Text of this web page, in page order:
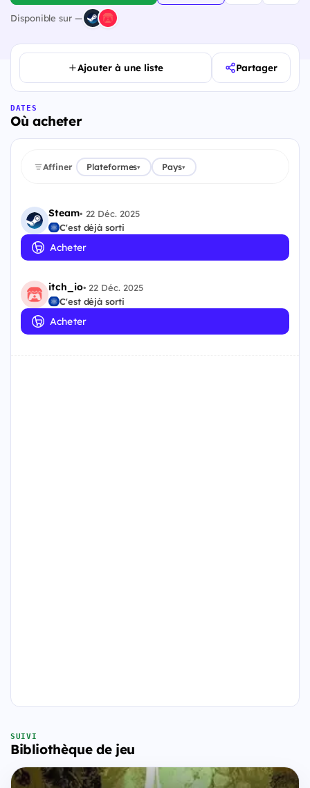
Disponible sur —
Ajouter à une liste Partager
DATES
Où acheter
Affiner Plateformes▾ Pays▾
Steam• 22 Déc. 2025
C'est déjà sorti
Acheter
itch_io• 22 Déc. 2025
C'est déjà sorti
Acheter
SUIVI
Bibliothèque de jeu